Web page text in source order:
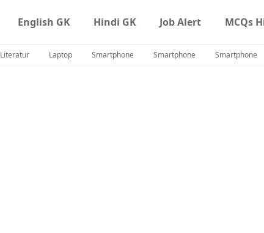
English GK Hindi GK Job Alert MCQs
Literatur Laptop Smartphone Smartphone Smartphone